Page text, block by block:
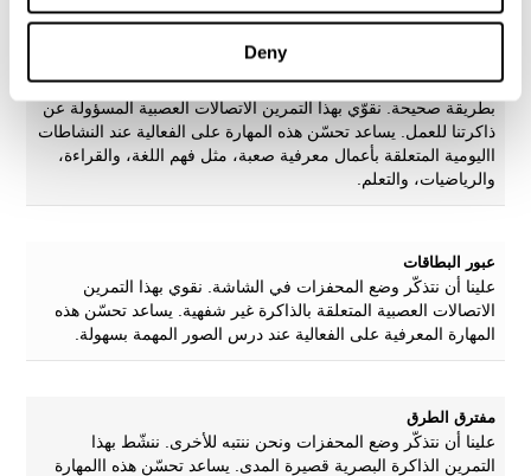
Deny
هدف هذا اللعب للذاكرة هو تحدّي قدرتنا على حفظ المعلومات
واستخدامها. علينا أن نحفظ الأرقام المختلفة في الشاشة ونحسب
بطريقة صحيحة. نقوّي بهذا التمرين الاتصالات العصبية المسؤولة عن
ذاكرتنا للعمل. يساعد تحسّن هذه المهارة على الفعالية عند النشاطات
االيومية المتعلقة بأعمال معرفية صعبة، مثل فهم اللغة، والقراءة،
والرياضيات، والتعلم.
عبور البطاقات
علينا أن نتذكّر وضع المحفزات في الشاشة. نقوي بهذا التمرين
الاتصالات العصبية المتعلقة بالذاكرة غير شفهية. يساعد تحسّن هذه
المهارة المعرفية على الفعالية عند درس الصور المهمة بسهولة.
مفترق الطرق
علينا أن نتذكّر وضع المحفزات ونحن ننتبه للأخرى. ننشّط بهذا
التمرين الذاكرة البصرية قصيرة المدى. يساعد تحسّن هذه االمهارة